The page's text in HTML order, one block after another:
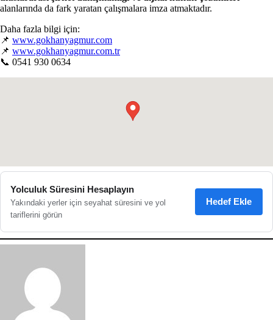
alanlarında da fark yaratan çalışmalara imza atmaktadır.
Daha fazla bilgi için:
📌 www.gokhanyagmur.com
📌 www.gokhanyagmur.com.tr
📞 0541 930 0634
●
Yolculuk Süresini Hesaplayın
Yakındaki yerler için seyahat süresini ve yol
tariflerini görün
Hedef Ekle